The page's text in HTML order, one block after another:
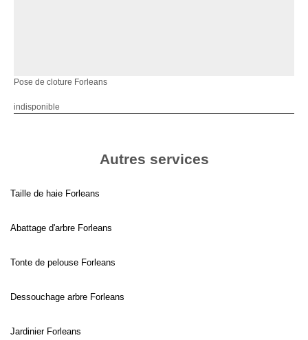
Pose de cloture Forleans
indisponible
Autres services
Taille de haie Forleans
Abattage d'arbre Forleans
Tonte de pelouse Forleans
Dessouchage arbre Forleans
Jardinier Forleans